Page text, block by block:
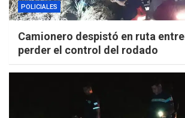
POLICIALES
Camionero despistó en ruta
perder el control del rodado